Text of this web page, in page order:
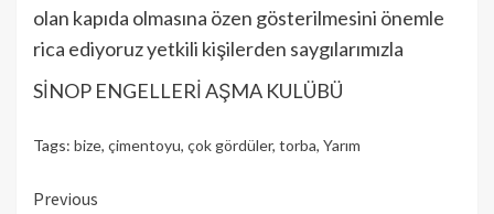
olan kapıda olmasına özen gösterilmesini önemle
rica ediyoruz yetkili kişilerden saygılarımızla
SİNOP ENGELLERİ AŞMA KULÜBÜ
Tags: bize, çimentoyu, çok gördüler, torba, Yarım
Continue
Previous